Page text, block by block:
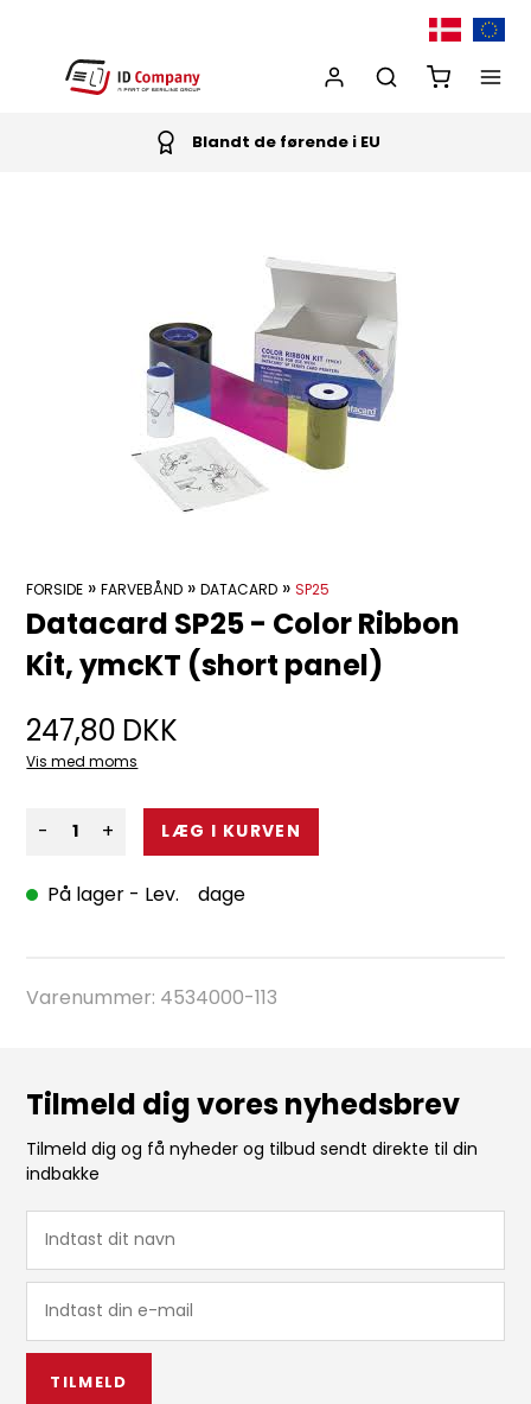
Blandt de førende i EU
FORSIDE »FARVEBÅND »DATACARD »SP25
Datacard SP25 - Color Ribbon
Kit, ymcKT (short panel)
247,80 DKK
Vis med moms
- +
På lager - Lev. dage
Varenummer: 4534000-113
Tilmeld dig vores nyhedsbrev
Tilmeld dig og få nyheder og tilbud sendt direkte til din
indbakke
TILMELD